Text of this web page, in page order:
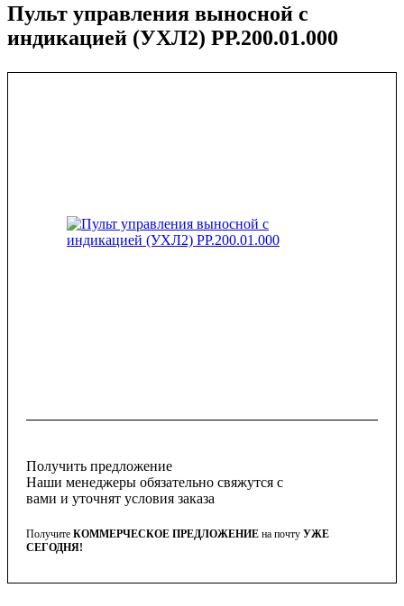
Пульт управления выносной с
индикацией (УХЛ2) РР.200.01.000
Получить предложение
Наши менеджеры обязательно свяжутся с
вами и уточнят условия заказа
Получите КОММЕРЧЕСКОЕ ПРЕДЛОЖЕНИЕ на почту УЖЕ
СЕГОДНЯ!